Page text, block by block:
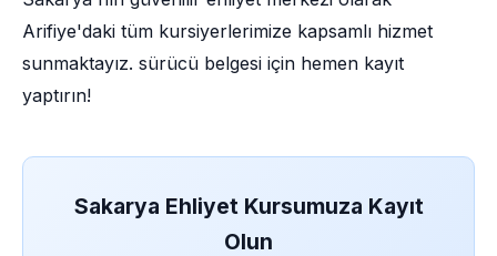
Arifiye'daki tüm kursiyerlerimize kapsamlı hizmet
sunmaktayız. sürücü belgesi için hemen kayıt
yaptırın!
Sakarya Ehliyet Kursumuza Kayıt
Olun